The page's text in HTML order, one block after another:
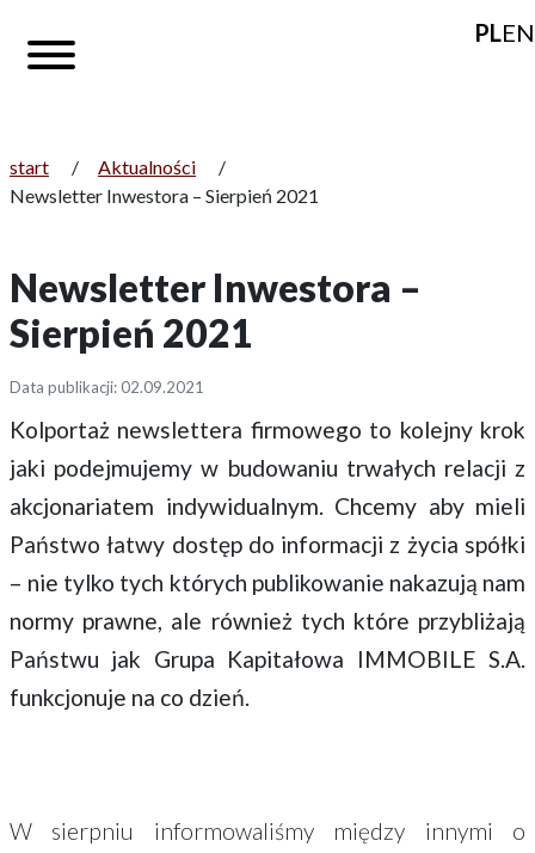
PLEN
start / Aktualności
/
Newsletter Inwestora – Sierpień 2021
Newsletter Inwestora –
Sierpień 2021
Data publikacji: 02.09.2021
Kolportaż newslettera firmowego to kolejny krok
jaki podejmujemy w budowaniu trwałych relacji z
akcjonariatem indywidualnym. Chcemy aby mieli
Państwo łatwy dostęp do informacji z życia spółki
– nie tylko tych których publikowanie nakazują nam
normy prawne, ale również tych które przybliżają
Państwu jak Grupa Kapitałowa IMMOBILE S.A.
funkcjonuje na co dzień.
W sierpniu informowaliśmy między innymi o